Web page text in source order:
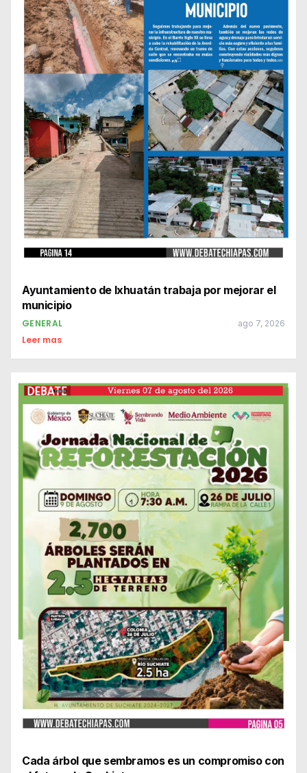
Ayuntamiento de Ixhuatán trabaja por mejorar el
municipio
GENERAL ago 7, 2026
Leer mas
Cada árbol que sembramos es un compromiso con